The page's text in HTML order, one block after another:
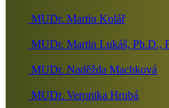
MUDr. Martin Kolář
MUDr. Martin Lukáš, Ph.D.,
MUDr. Naděžda Machková
MUDr. Veronika Hrubá